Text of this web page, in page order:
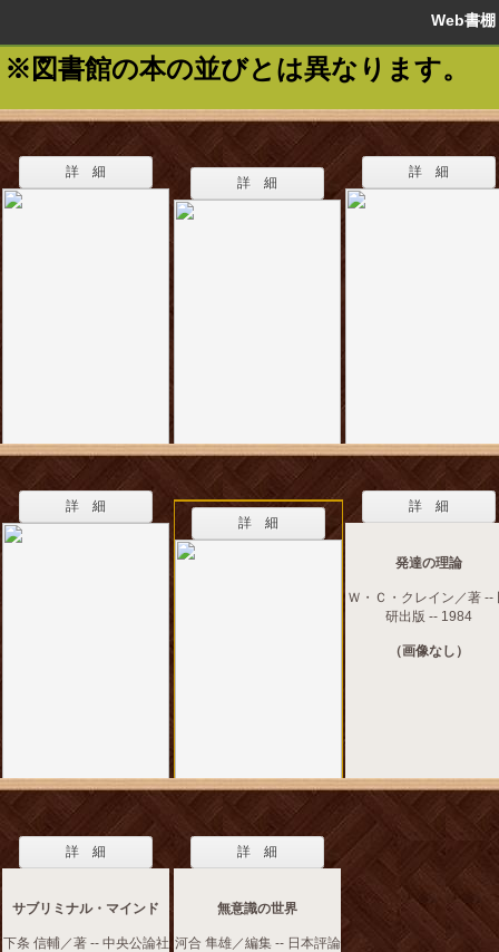
Web書
※図書館の本の並びとは異なります。
詳 細
詳 細
詳 細
詳 細
詳 細
詳 細
発達の理論
Ｗ・Ｃ・クレイン／著 --
研出版 -- 1984
（画像なし）
詳 細
サブリミナル・マインド
下条 信輔／著 -- 中央公論社
詳 細
無意識の世界
河合 隼雄／編集 -- 日本評論